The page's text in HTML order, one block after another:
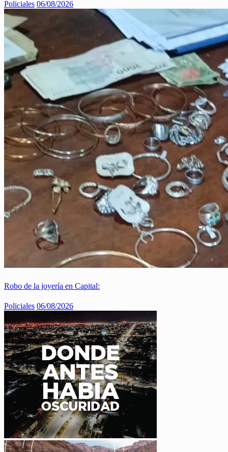
Policiales 06/08/2026
Robo de la joyería en Capital:
Policiales 06/08/2026